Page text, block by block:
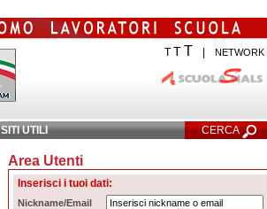
T TT NETWORK
SITI UTILI CERCA
Ricerca Avanzata
Area Utenti
Inserisci i tuoi dati:
Nickname/Email